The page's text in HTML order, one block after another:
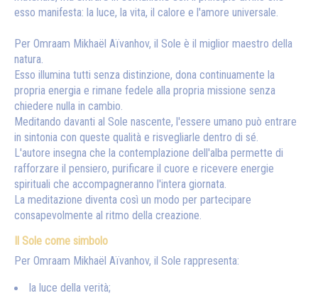
esso manifesta: la luce, la vita, il calore e l'amore universale.
Per Omraam Mikhaël Aïvanhov, il Sole è il miglior maestro della
natura.
Esso illumina tutti senza distinzione, dona continuamente la
propria energia e rimane fedele alla propria missione senza
chiedere nulla in cambio.
Meditando davanti al Sole nascente, l'essere umano può entrare
in sintonia con queste qualità e risvegliarle dentro di sé.
L'autore insegna che la contemplazione dell'alba permette di
rafforzare il pensiero, purificare il cuore e ricevere energie
spirituali che accompagneranno l'intera giornata.
La meditazione diventa così un modo per partecipare
consapevolmente al ritmo della creazione.
Il Sole come simbolo
Per Omraam Mikhaël Aïvanhov, il Sole rappresenta:
la luce della verità;